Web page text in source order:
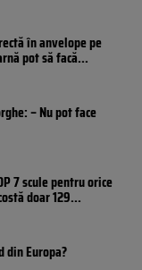
în anvelope pe
pot să facă...
– Nu pot face
7 scule pentru orice
doar 129...
din Europa?